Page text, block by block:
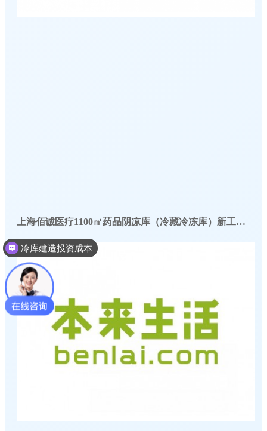
上海佰诚医疗1100㎡药品阴凉库（冷藏冷冻库）新工程案例